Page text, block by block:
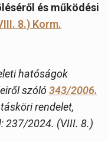
és működési
8.) Korm.
hatóságok
szóló343/2006.
rendelet,
237/2024. (VIII. 8.)